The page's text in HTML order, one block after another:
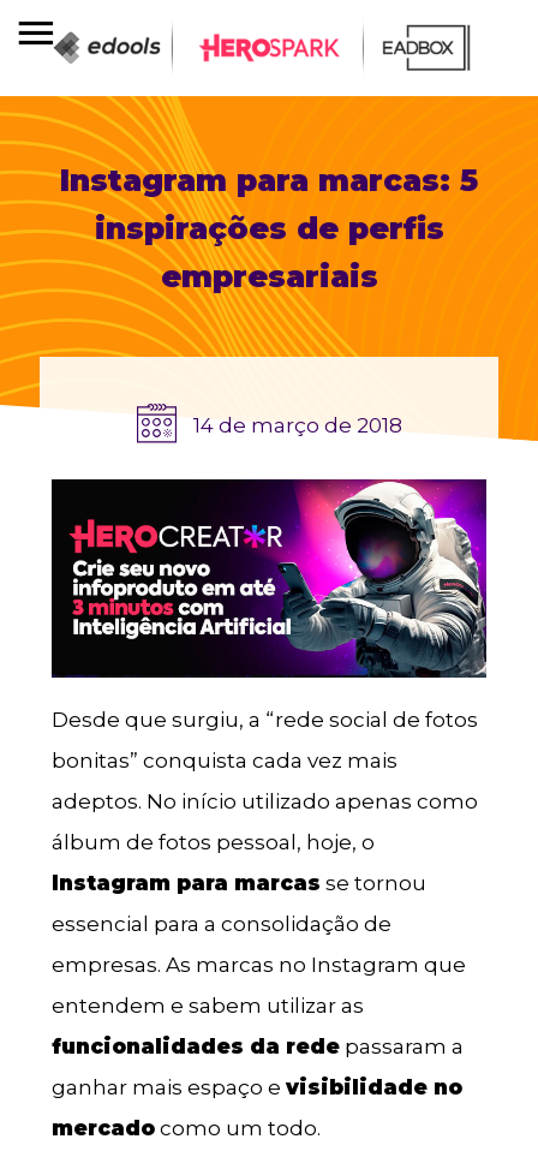
Instagram para marcas: 5
inspirações de perfis
empresariais
14 de março de 2018
Desde que surgiu, a “rede social de fotos
bonitas” conquista cada vez mais
adeptos. No início utilizado apenas como
álbum de fotos pessoal, hoje, o
Instagram para marcas se tornou
essencial para a consolidação de
empresas. As marcas no Instagram que
entendem e sabem utilizar as
funcionalidades da redepassaram a
ganhar mais espaço e visibilidade no
mercadocomo um todo.